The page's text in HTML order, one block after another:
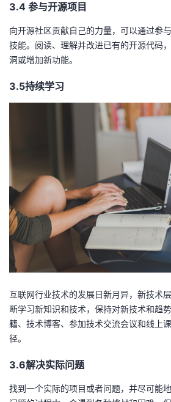
3.4 参与开源项目
向开源社区贡献自己的力量，可以通过参
技能。阅读、理解并改进已有的开源代码
洞或增加新功能。
3.5持续学习
互联网行业技术的发展日新月异，新技术
断学习新知识和技术，保持对新技术和趋
籍、技术博客、参加技术交流会议和线上
径。
3.6解决实际问题
找到一个实际的项目或者问题，并尽可能